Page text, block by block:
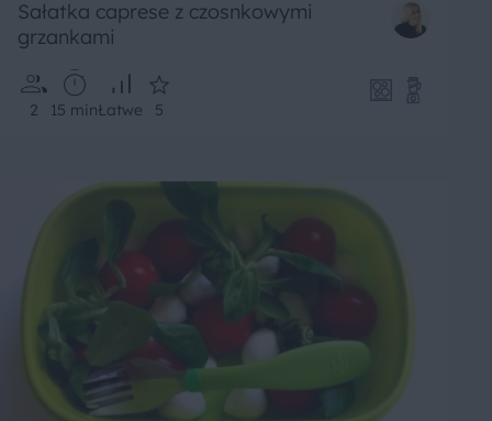
Sałatka caprese z czosnkowymi
grzankami
2 15 minŁatwe 5